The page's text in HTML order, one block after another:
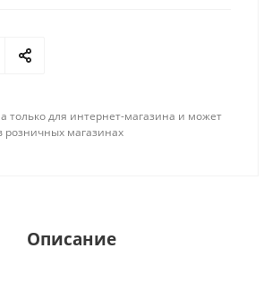
только для интернет-магазина и может
розничных магазинах
Описание